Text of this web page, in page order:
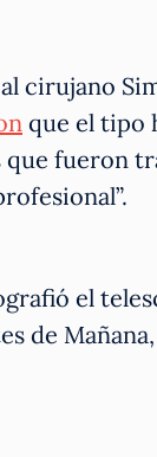
cirujano
que el tipo
fueron
el
de